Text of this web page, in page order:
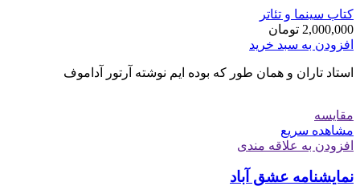
کتاب سینما و تئاتر
2,000,000 تومان
افزودن به سبد خرید
استاد تاران و همان طور که بوده ایم نوشته آرتور آداموف
مقایسه
مشاهده سریع
افزودن به علاقه مندی
نمایشنامه عشق آباد